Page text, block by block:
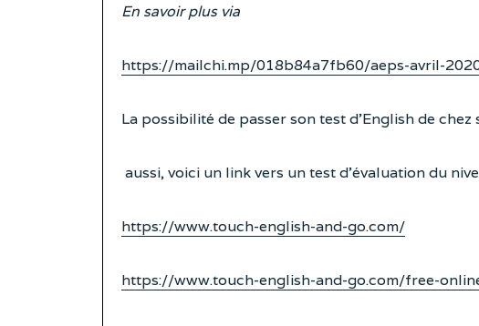
En savoir plus via
https://mailchi.mp/018b84a7fb60/aeps-avril-
La possibilité de passer son test d’English de chez
aussi, voici un link vers un test d’évaluation du
https://www.touch-english-and-go.com/
https://www.touch-english-and-go.com/free-